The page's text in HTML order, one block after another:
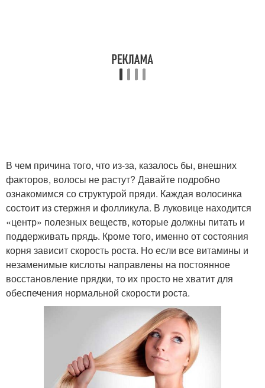
В чем причина того, что из-за, казалось бы, внешних
факторов, волосы не растут? Давайте подробно
ознакомимся со структурой пряди. Каждая волосинка
состоит из стержня и фолликула. В луковице находится
«центр» полезных веществ, которые должны питать и
поддерживать прядь. Кроме того, именно от состояния
корня зависит скорость роста. Но если все витамины и
незаменимые кислоты направлены на постоянное
восстановление прядки, то их просто не хватит для
обеспечения нормальной скорости роста.